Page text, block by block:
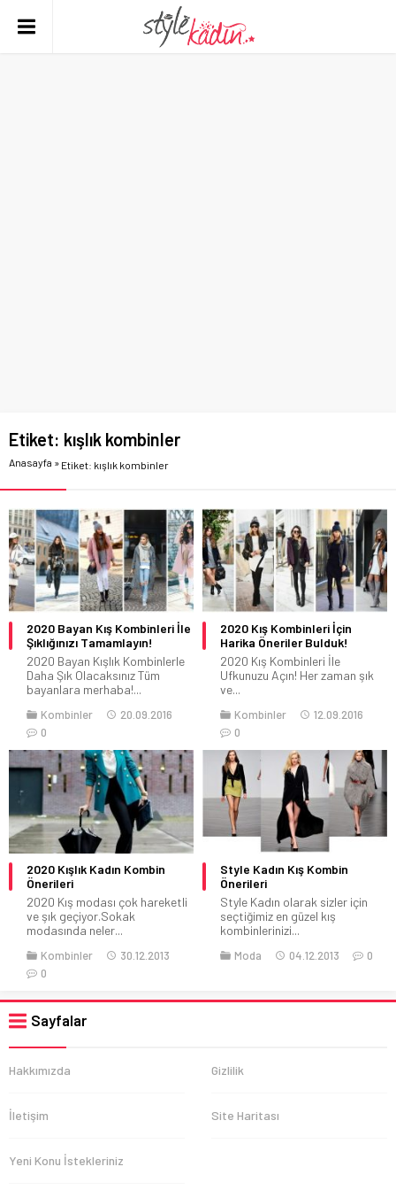
Etiket: kışlık kombinler
Anasayfa » Etiket: kışlık kombinler
2020 Bayan Kış Kombinleri İle
Şıklığınızı Tamamlayın!
2020 Bayan Kışlık Kombinlerle
Daha Şık Olacaksınız Tüm
bayanlara merhaba!...
Kombinler
20.09.2016
0
2020 Kış Kombinleri İçin
Harika Öneriler Bulduk!
2020 Kış Kombinleri İle
Ufkunuzu Açın! Her zaman şık
ve...
Kombinler
12.09.2016
0
2020 Kışlık Kadın Kombin
Önerileri
2020 Kış modası çok hareketli
ve şık geçiyor.Sokak
modasında neler...
Kombinler
30.12.2013
0
Style Kadın Kış Kombin
Önerileri
Style Kadın olarak sizler için
seçtiğimiz en güzel kış
kombinlerinizi...
Moda 04.12.2013 0
Sayfalar
Hakkımızda Gizlilik
İletişim Site Haritası
Yeni Konu İstekleriniz